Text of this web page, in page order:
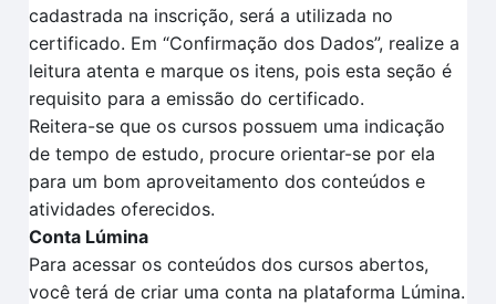
cadastrada na inscrição, será a utilizada no
certificado. Em“Confirmação dos Dados”, realize a
leitura atenta e marque os itens, pois esta seção é
requisito para a emissão do certificado.
Reitera-se que os cursos possuem uma indicação
de tempo de estudo, procure orientar-se por ela
para um bom aproveitamento dos conteúdos e
atividades oferecidos.
Conta Lúmina
Para acessar os conteúdos dos cursos abertos,
você terá de criar uma conta na plataforma Lúmina.